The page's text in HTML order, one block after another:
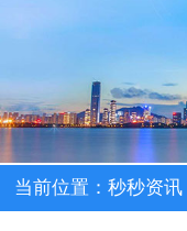
当前位置：秒秒资讯